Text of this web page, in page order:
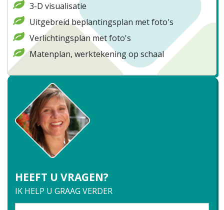
3-D visualisatie
Uitgebreid beplantingsplan met foto's
Verlichtingsplan met foto's
Matenplan, werktekening op schaal
HEEFT U VRAGEN?
IK HELP U GRAAG VERDER